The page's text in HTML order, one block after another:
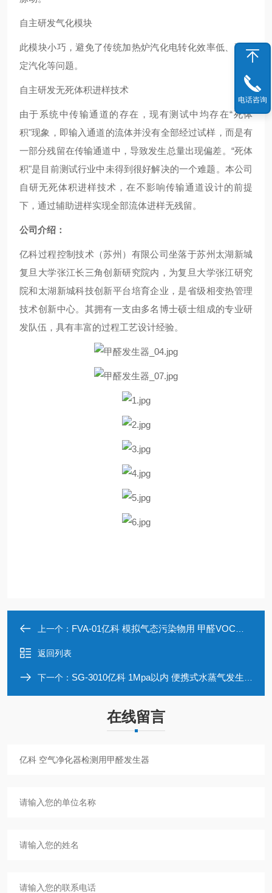
自主研发气化模块
此模块小巧，避免了传统加热炉汽化电转化效率低、不稳
定汽化等问题。
自主研发无死体积进样技术
由于系统中传输通道的存在，现有测试中均存在“死体
积"现象，即输入通道的流体并没有全部经过试样，而是有
一部分残留在传输通道中，导致发生总量出现偏差。“死体
积"是目前测试行业中未得到很好解决的一个难题。本公司
自研无死体积进样技术，在不影响传输通道设计的前提
下，通过辅助进样实现全部流体进样无残留。
公司介绍：
亿科过程控制技术（苏州）有限公司坐落于苏州太湖新城
复旦大学张江长三角创新研究院内，为复旦大学张江研究
院和太湖新城科技创新平台培育企业，是省级相变热管理
技术创新中心。其拥有一支由多名博士硕士组成的专业研
发队伍，具有丰富的过程工艺设计经验。
上一个： FVA-01亿科 模拟气态污染物用 甲醛VOC发生器汽化
返回列表
下一个： SG-3010亿科 1Mpa以内 便携式水蒸气发生器支持定制
在线留言
电话咨询